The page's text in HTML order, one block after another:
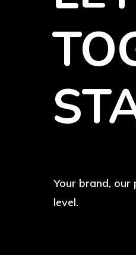
Your brand,
level.